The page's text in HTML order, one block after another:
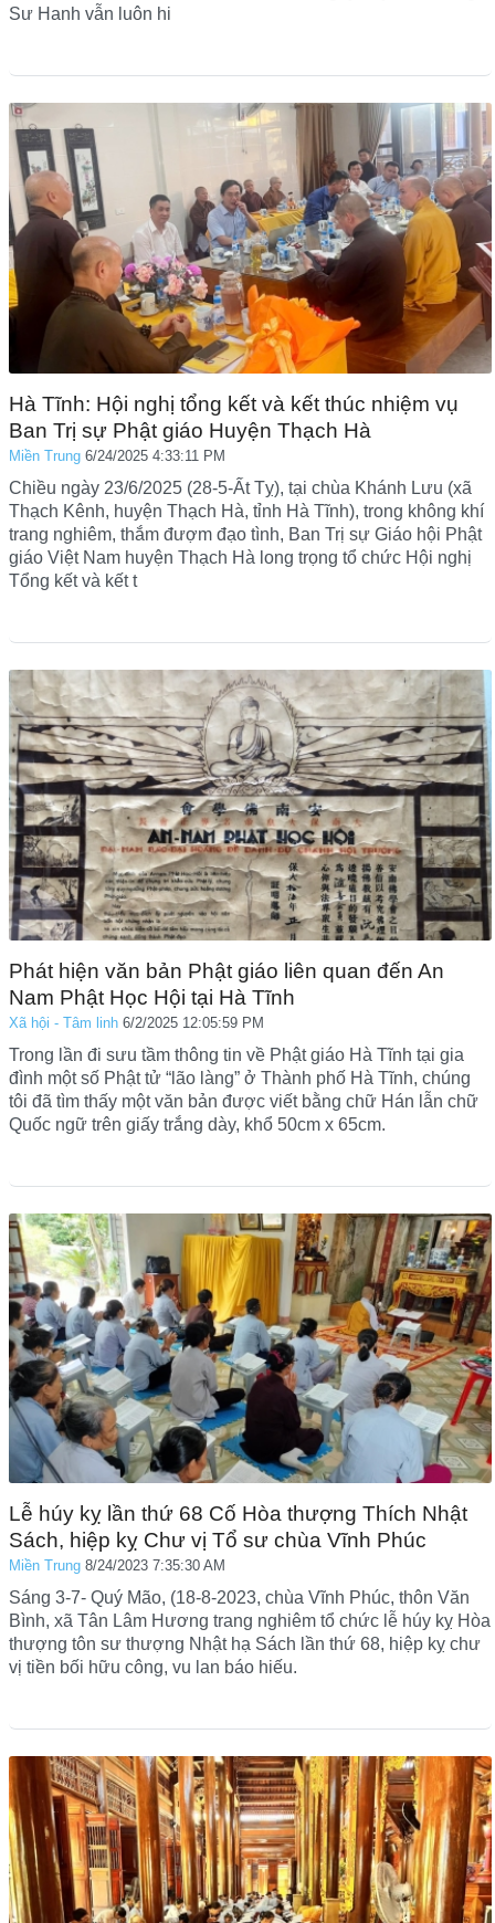
Sư Hanh vẫn luôn hi
Hà Tĩnh: Hội nghị tổng kết và kết thúc nhiệm vụ
Ban Trị sự Phật giáo Huyện Thạch Hà
Miền Trung 6/24/2025 4:33:11 PM
Chiều ngày 23/6/2025 (28-5-Ất Tỵ), tại chùa Khánh Lưu (xã
Thạch Kênh, huyện Thạch Hà, tỉnh Hà Tĩnh), trong không khí
trang nghiêm, thắm đượm đạo tình, Ban Trị sự Giáo hội Phật
giáo Việt Nam huyện Thạch Hà long trọng tổ chức Hội nghị
Tổng kết và kết t
Phát hiện văn bản Phật giáo liên quan đến An
Nam Phật Học Hội tại Hà Tĩnh
Xã hội - Tâm linh 6/2/2025 12:05:59 PM
Trong lần đi sưu tầm thông tin về Phật giáo Hà Tĩnh tại gia
đình một số Phật tử “lão làng” ở Thành phố Hà Tĩnh, chúng
tôi đã tìm thấy một văn bản được viết bằng chữ Hán lẫn chữ
Quốc ngữ trên giấy trắng dày, khổ 50cm x 65cm.
Lễ húy kỵ lần thứ 68 Cố Hòa thượng Thích Nhật
Sách, hiệp kỵ Chư vị Tổ sư chùa Vĩnh Phúc
Miền Trung 8/24/2023 7:35:30 AM
Sáng 3-7- Quý Mão, (18-8-2023, chùa Vĩnh Phúc, thôn Văn
Bình, xã Tân Lâm Hương trang nghiêm tổ chức lễ húy kỵ Hòa
thượng tôn sư thượng Nhật hạ Sách lần thứ 68, hiệp kỵ chư
vị tiền bối hữu công, vu lan báo hiếu.